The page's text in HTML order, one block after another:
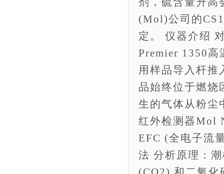
(Mol)公司的
定。 仪器介绍
Premier 1350高
用样品导入杆推
品始终位于燃烧
生的气体从粉尘
红外检测器Mol
EFC (全电子流
法 分析原理：